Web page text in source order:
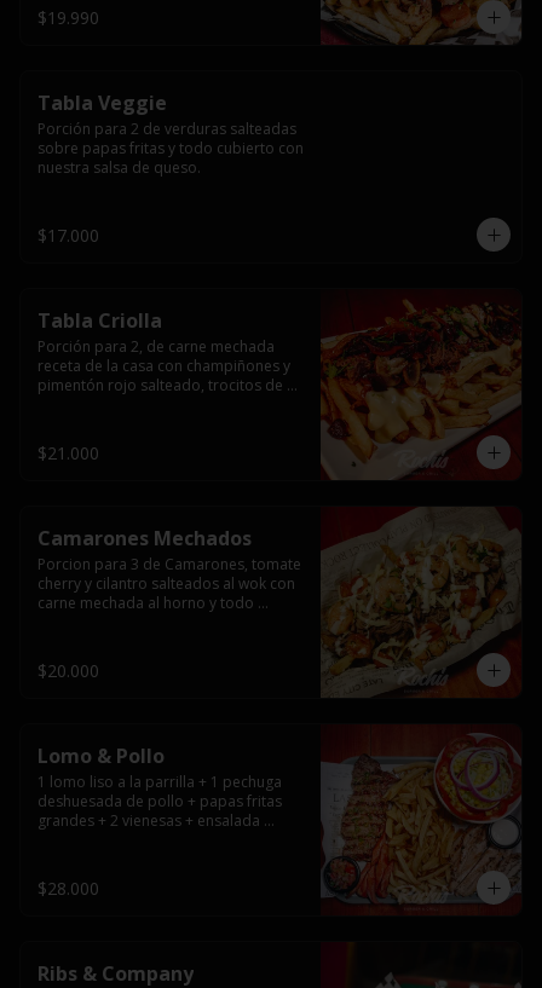
$19.990
Tabla Veggie
Porción para 2 de verduras salteadas
sobre papas fritas y todo cubierto con
nuestra salsa de queso.
$17.000
Tabla Criolla
Porción para 2, de carne mechada
receta de la casa con champiñones y
pimentón rojo salteado, trocitos de
papas fritas.
$21.000
Camarones Mechados
Porcion para 3 de Camarones, tomate
cherry y cilantro salteados al wok con
carne mechada al horno y todo
casera.
$20.000
Lomo & Pollo
1 lomo liso a la parrilla + 1 pechuga
deshuesada de pollo + papas fritas
grandes + 2 vienesas + ensalada
$28.000
Ribs & Company